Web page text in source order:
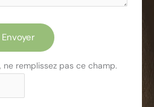
Envoyer
ne remplissez pas ce champ.